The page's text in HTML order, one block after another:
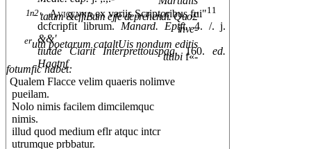
Avicennaex variis Scriptoribus fui"11
dcfcripfit librum. Manard. Eptft.4. /. j.
&&'
tiutde Ciarit Interprettouspag.160.ed.
Hagtnf
1n2'tatum &effiBum ejfe deprehendi. Quo£
inve-
erutn poetarum cataltUis nondum editis
tttibi f«-
fotumfic habet:
Qualem Flacce velim quaeris nolimve
pueilam.
Nolo nimis facilem dimcilemquc
nimis.
illud quod medium eflr atquc intcr
utrumque prbbatur.